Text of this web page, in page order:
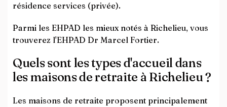
résidence services (privée).
Parmi les EHPAD les mieux notés à Richelieu, vous
trouverez l'EHPAD Dr Marcel Fortier.
Quels sont les types d'accueil dans
les maisons de retraite à Richelieu ?
Les maisons de retraite proposent principalement